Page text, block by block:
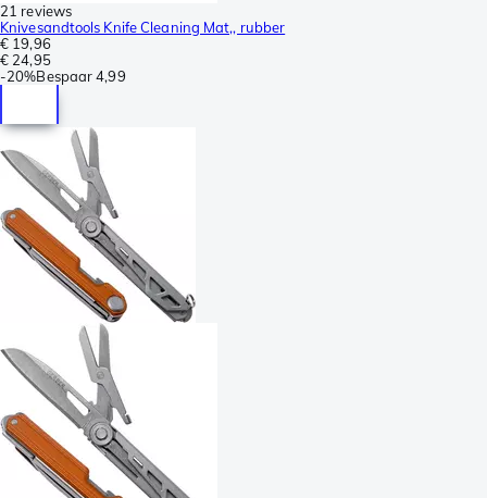
21 reviews
Knivesandtools Knife Cleaning Mat,, rubber
€ 19,96
€ 24,95
-20%Bespaar 4,99